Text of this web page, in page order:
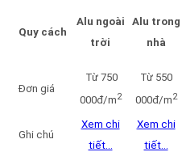
Quy cách
Alu ngoài
trời
Alu trong
nhà
Đơn giá
Từ 750
000đ/m2
Từ 550
000đ/m2
Ghi chú
Xem chi
tiết…
Xem chi
tiết…